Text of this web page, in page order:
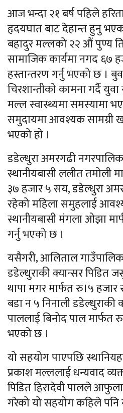
आज भन्दा २१ बर्ष पहिले
हृदयघात बाट देहान्त हुनु
बहादुर मल्लको २२ औं पुण्य
सामाजिक कार्यमा नगद ६७
हस्तान्तरण गर्नु भएको छ ।
चिरशान्तीको कामना गर्दै
मल्ल स्वास्थ्यमा समस्यामा
समुदायमा आवश्यक सामग्री
भएको हो ।
डडेल्धुरा अमरगढी
स्थानीयबासी ललीत तमोली
३७ हजार ५ सय, डडेल्धुरा
रहेको महिला समुहलाई
स्थानीयबासी मंगला ओझा
गर्नु भएको छ ।
यसैगरी, आलिताल
डडेल्धुराकी क्यान्सर पिडित
थापा मगर मार्फत रु।५
बडा न ५ निनाली डडेल्धुराकी
पाललाई बिनोद पाल मार्फत
भएको छ ।
यो सहयोग पाएपछि
प्रकाश मल्ललाई धन्यवाद
पिडित हिरादेवी पालले
गरेको यो सहयोग कहिले पनि